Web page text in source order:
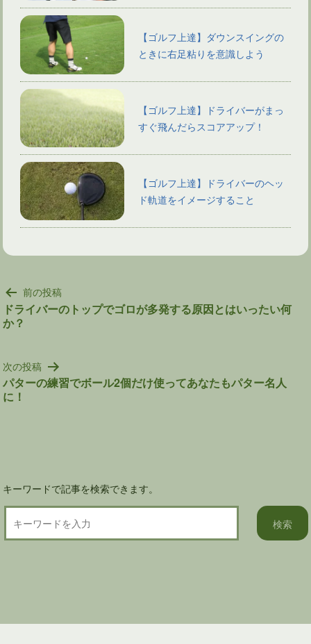
【ゴルフ上達】ダウンスイングの
ときに右足粘りを意識しよう
【ゴルフ上達】ドライバーがまっ
すぐ飛んだらスコアアップ！
【ゴルフ上達】ドライバーのヘッ
ド軌道をイメージすること
投
稿
ナ
ゲ
ー
シ
ョ
前の投稿
ドライバーのトップでゴロが多発する原因とはいったい何
か？
次の投稿
パターの練習でボール2個だけ使ってあなたもパター名人
に！
キーワードで記事を検索できます。